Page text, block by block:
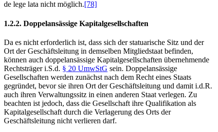
de lege lata nicht möglich.[78]
1.2.2. Doppelansässige Kapitalgesellschaften
Da es nicht erforderlich ist, dass sich der statuarische Sitz und der
Ort der Geschäftsleitung in demselben Mitgliedstaat befinden,
können auch doppelansässige Kapitalgesellschaften übernehmende
Rechtsträger i.S.d. § 20 UmwStG sein. Doppelansässige
Gesellschaften werden zunächst nach dem Recht eines Staats
gegründet, bevor sie ihren Ort der Geschäftsleitung und damit i.d.R.
auch ihren Verwaltungssitz in einen anderen Staat verlegen. Zu
beachten ist jedoch, dass die Gesellschaft ihre Qualifikation als
Kapitalgesellschaft durch die Verlagerung des Orts der
Geschäftsleitung nicht verlieren darf.